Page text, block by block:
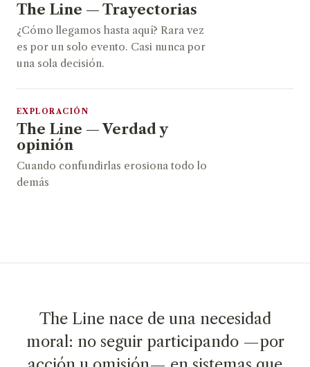
The Line — Trayectorias
¿Cómo llegamos hasta aquí? Rara vez
es por un solo evento. Casi nunca por
una sola decisión.
EXPLORACIÓN
The Line — Verdad y
opinión
Cuando confundirlas erosiona todo lo
demás
The Line nace de una necesidad
moral: no seguir participando —por